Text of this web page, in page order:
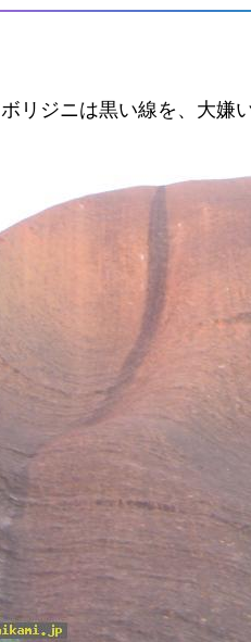
リジニは黒い線を、大